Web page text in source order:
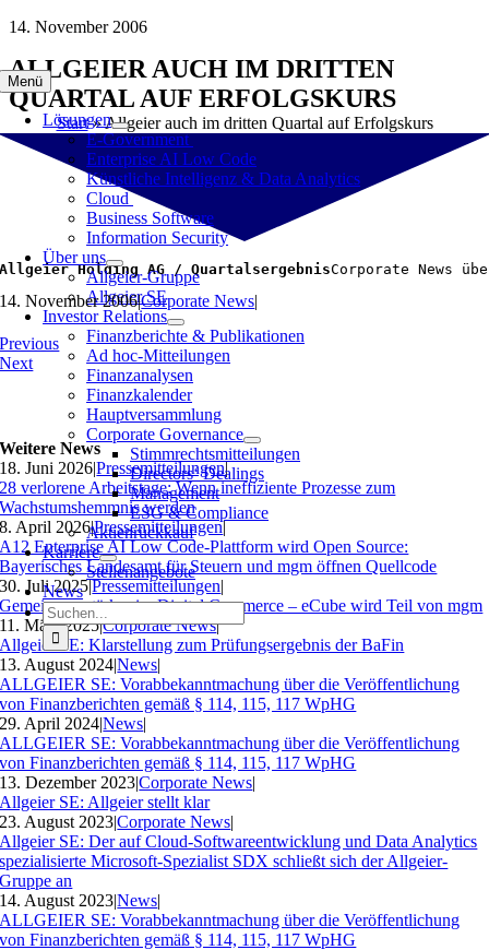
Zum
springen
Menü
Lösungen
E-Government
Enterprise AI Low Code
Künstliche Intelligenz & Data Analytics
Cloud
Business Software
Information Security
Über uns
Allgeier-Gruppe
Allgeier SE
Investor Relations
Finanzberichte & Publikationen
Ad hoc-Mitteilungen
Finanzanalysen
Finanzkalender
Hauptversammlung
Corporate Governance
Stimmrechtsmitteilungen
Directors‘ Dealings
Management
ESG & Compliance
Aktienrückkauf
Karriere
Stellenangebote
News
Suche
nach:
14. November 2006
ALLGEIER AUCH IM DRITTEN
QUARTAL AUF ERFOLGSKURS
Start»Allgeier auch im dritten Quartal auf Erfolgskurs
Allgeier Holding AG / QuartalsergebnisCorporate News
14. November 2006|Corporate News|
Previous
Next
Weitere News
18. Juni 2026|Pressemitteilungen|
28 verlorene Arbeitstage: Wenn ineffiziente Prozesse zum
Wachstumshemmnis werden
8. April 2026|Pressemitteilungen|
A12 Enterprise AI Low Code-Plattform wird Open Source:
Bayerisches Landesamt für Steuern und mgm öffnen Quellcode
30. Juli 2025|Pressemitteilungen|
Gemeinsam stärker im Digital Commerce – eCube wird Teil von mgm
11. März 2025|Corporate News|
Allgeier SE: Klarstellung zum Prüfungsergebnis der BaFin
13. August 2024|News|
ALLGEIER SE: Vorabbekanntmachung über die Veröffentlichung
von Finanzberichten gemäß § 114, 115, 117 WpHG
29. April 2024|News|
ALLGEIER SE: Vorabbekanntmachung über die Veröffentlichung
von Finanzberichten gemäß § 114, 115, 117 WpHG
13. Dezember 2023|Corporate News|
Allgeier SE: Allgeier stellt klar
23. August 2023|Corporate News|
Allgeier SE: Der auf Cloud-Softwareentwicklung und Data Analytics
spezialisierte Microsoft-Spezialist SDX schließt sich der Allgeier-
Gruppe an
14. August 2023|News|
ALLGEIER SE: Vorabbekanntmachung über die Veröffentlichung
von Finanzberichten gemäß § 114, 115, 117 WpHG